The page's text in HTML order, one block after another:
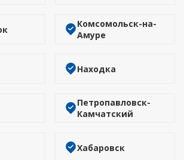
Комсомольск-на-
Амуре
Находка
Петропавловск-
Камчатский
Хабаровск